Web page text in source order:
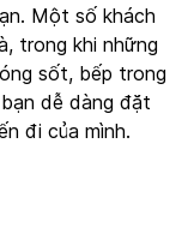
Một số khách
trong khi những
sốt, bếp trong
dễ dàng đặt
đi của mình.